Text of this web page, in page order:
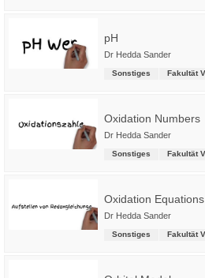
pH
Dr Hedda Sander
Sonstiges
Oxidation Numbers
Dr Hedda Sander
Sonstiges
Oxidation Equations
Dr Hedda Sander
Sonstiges